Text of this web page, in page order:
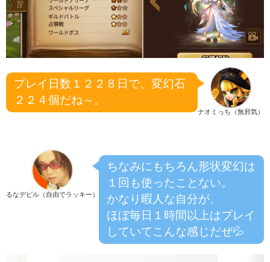
ナオミっち（無邪気）
プレイ日数１２２８日で、変幻石
２２４個だね～。
るなデビル（自由でラッキー）
ちなみにもちろん形状変幻は
１回も使ったことない。
かなり暇人な自分が、
ほぼ毎日１時間以上はプレイ
していてこんな感じだぜ💦